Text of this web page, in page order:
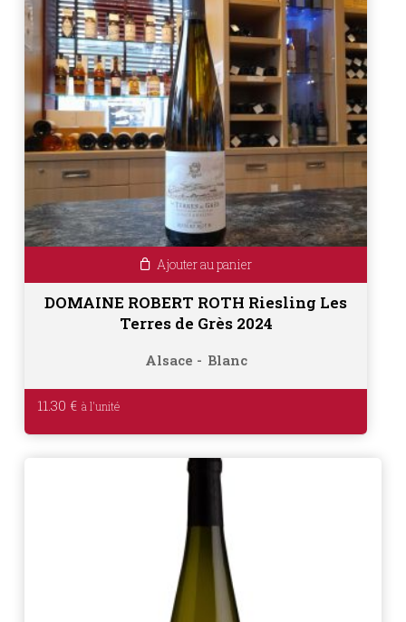
Ajouter au panier
DOMAINE ROBERT ROTH Riesling Les
Terres de Grès 2024
Alsace Blanc
11.30 €